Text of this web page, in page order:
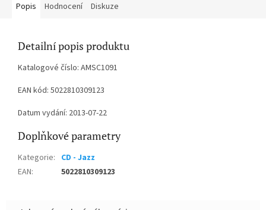
Popis Hodnocení Diskuze
Detailní popis produktu
Katalogové číslo: AMSC1091
EAN kód: 5022810309123
Datum vydání: 2013-07-22
Doplňkové parametry
Kategorie: CD - Jazz
EAN: 5022810309123